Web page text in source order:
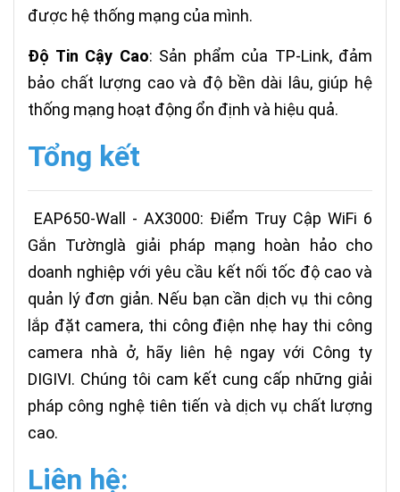
được hệ thống mạng của mình.
Độ Tin Cậy Cao: Sản phẩm của TP-Link, đảm
bảo chất lượng cao và độ bền dài lâu, giúp hệ
thống mạng hoạt động ổn định và hiệu quả.
Tổng kết
EAP650-Wall - AX3000: Điểm Truy Cập WiFi 6
Gắn Tườnglà giải pháp mạng hoàn hảo cho
doanh nghiệp với yêu cầu kết nối tốc độ cao và
quản lý đơn giản. Nếu bạn cần dịch vụ thi công
lắp đặt camera, thi công điện nhẹ hay thi công
camera nhà ở, hãy liên hệ ngay với Công ty
DIGIVI. Chúng tôi cam kết cung cấp những giải
pháp công nghệ tiên tiến và dịch vụ chất lượng
cao.
Liên hệ: